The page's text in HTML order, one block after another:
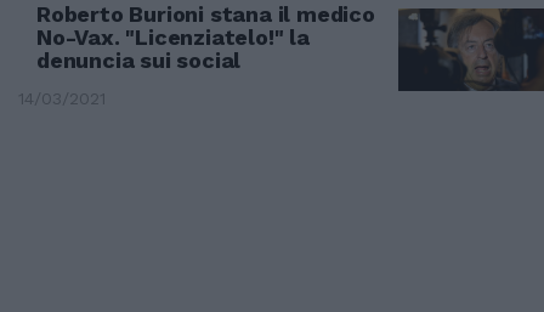
Roberto Burioni stana il medico
No-Vax. "Licenziatelo!" la
denuncia sui social
14/03/2021